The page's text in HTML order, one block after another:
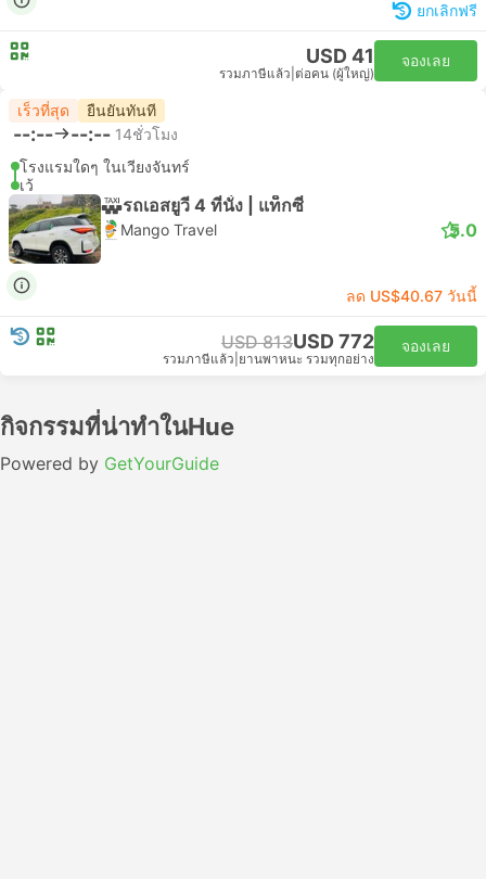
ยกเลิกฟรี
USD 41
รวมภาษีแล้ว ต่อคน (ผู้ใหญ่)
จองเลย
เร็วที่สุด ยืนยันทันที
--:-- --:-- 14ชั่วโมง
โรงแรมใดๆ ในเวียงจันทร์
เว้
รถเอสยูวี 4 ที่นั่ง | แท็กซี่
Mango Travel 5.0
ลด US$40.67 วันนี้
USD 813USD 772
รวมภาษีแล้ว ยานพาหนะ รวมทุกอย่าง
จองเลย
กิจกรรมที่น่าทำในHue
Powered by GetYourGuide